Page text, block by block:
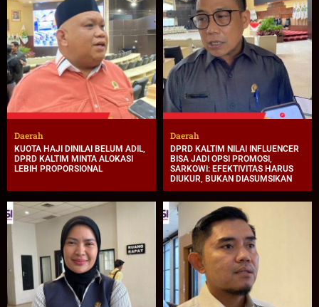
Daerah
KUOTA HAJI DINILAI BELUM ADIL,
DPRD KALTIM MINTA ALOKASI
LEBIH PROPORSIONAL
Daerah
DPRD KALTIM NILAI INFLUENCER
BISA JADI OPSI PROMOSI,
SARKOWI: EFEKTIVITAS HARUS
DIUKUR, BUKAN DIASUMSIKAN